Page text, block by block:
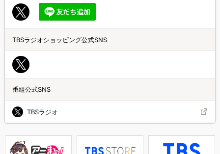
TBSラジオショッピング公式SNS
番組公式SNS
TBSラジオ